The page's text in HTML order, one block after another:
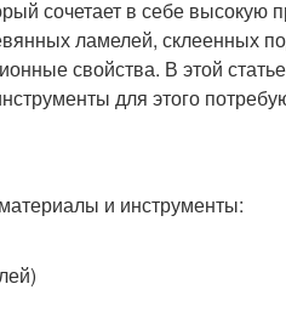
сочетает в себе высокую
ламелей, склеенных
свойства. В этой
для этого
и инструменты: